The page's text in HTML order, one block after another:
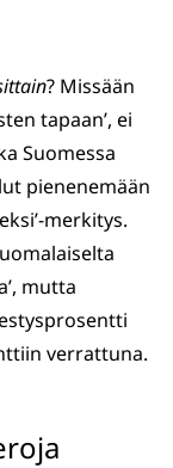
? Missään
tapaan’, ei
Suomessa
pienenemään
merkitys.
mutta
verrattuna.